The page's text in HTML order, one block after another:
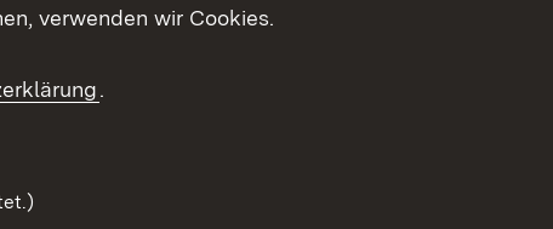
stärken Publikationen
verwenden wir Cookies.
.